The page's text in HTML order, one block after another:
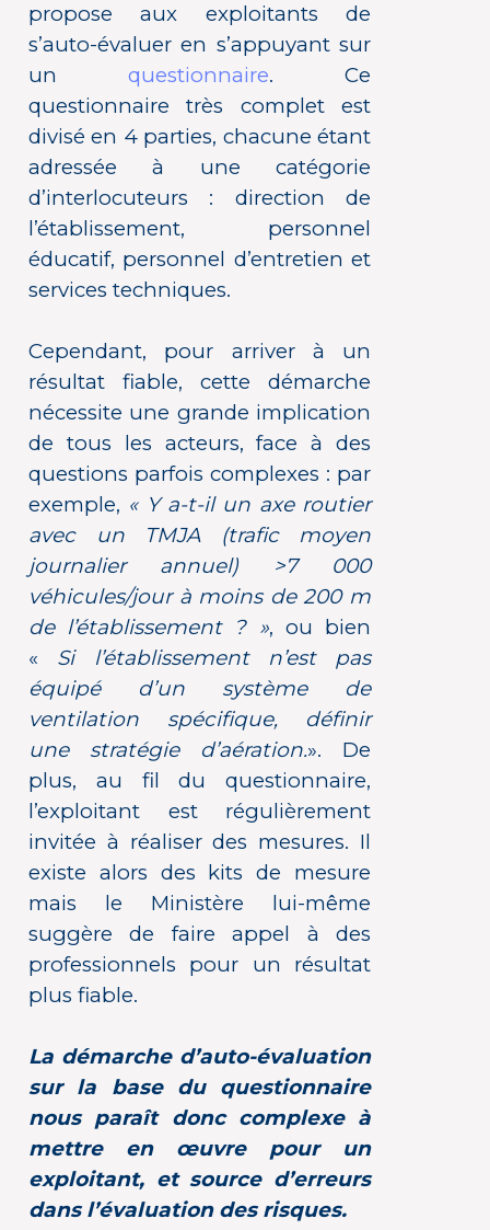
propose aux exploitants de
s’auto-évaluer en s’appuyant sur
un questionnaire. Ce
questionnaire très complet est
divisé en 4 parties, chacune étant
adressée à une catégorie
d’interlocuteurs : direction de
l’établissement, personnel
éducatif, personnel d’entretien et
services techniques.
Cependant, pour arriver à un
résultat fiable, cette démarche
nécessite une grande implication
de tous les acteurs, face à des
questions parfois complexes : par
exemple, « Y a-t-il un axe routier
avec un TMJA (trafic moyen
journalier annuel) >7 000
véhicules/jour à moins de 200 m
de l’établissement ? », ou bien
« Si l’établissement n’est pas
équipé d’un système de
ventilation spécifique, définir
une stratégie d’aération.». De
plus, au fil du questionnaire,
l’exploitant est régulièrement
invitée à réaliser des mesures. Il
existe alors des kits de mesure
mais le Ministère lui-même
suggère de faire appel à des
professionnels pour un résultat
plus fiable.
La démarche d’auto-évaluation
sur la base du questionnaire
nous paraît donc complexe à
mettre en œuvre pour un
exploitant, et source d’erreurs
dans l’évaluation des risques.